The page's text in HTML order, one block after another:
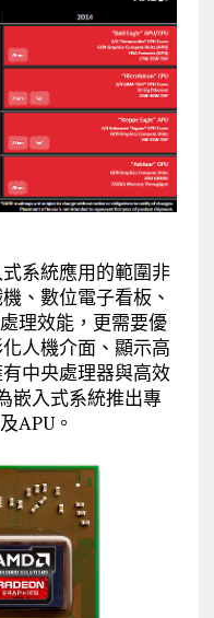
系統應用的範圍非
、數位電子看板、
理效能，更需要優
人機介面、顯示高
中央處理器與高效
嵌入式系統推出專
APU。